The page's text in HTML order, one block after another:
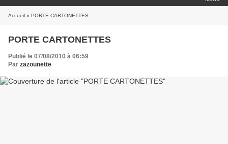
Accueil » PORTE CARTONETTES
PORTE CARTONETTES
Publié le 07/08/2010 à 06:59
Par zazounette